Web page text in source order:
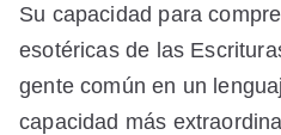
Su capacidad para
esotéricas de las
gente común en un
capacidad más